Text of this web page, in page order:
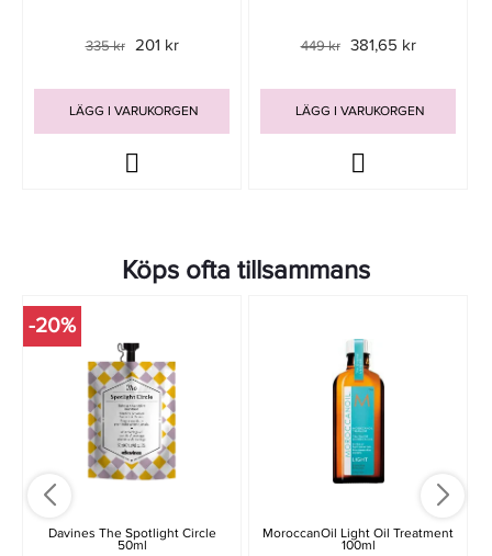
335 kr 201 kr
LÄGG I VARUKORGEN
449 kr 381,65 kr
LÄGG I VARUKORGEN
Köps ofta tillsammans
-20%
Davines The Spotlight Circle
50ml
MoroccanOil Light Oil Treatment
100ml